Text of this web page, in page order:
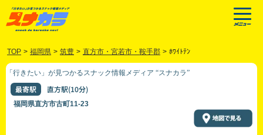
TOP > 福岡県 > 筑豊 > 直方市・宮若市・鞍手郡 > ﾎﾜｲﾄﾃﾝ
「行きたい」が見つかるスナック情報メディア “スナカラ”
最寄駅 直方駅(10分)
福岡県直方市古町11-23